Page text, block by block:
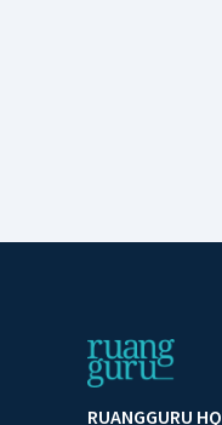
RUANGGURU HQ